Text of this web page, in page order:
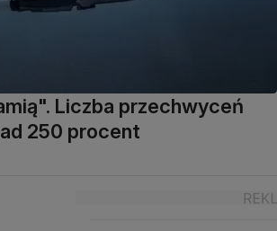
Liczba przechwyceń
250 procent